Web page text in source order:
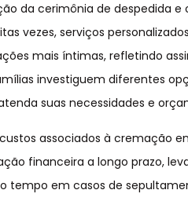
da cerimônia de despedida
vezes, serviços
mais íntimas, refletindo
investiguem diferentes
suas necessidades e
associados à cremação
financeira a longo prazo,
tempo em casos de